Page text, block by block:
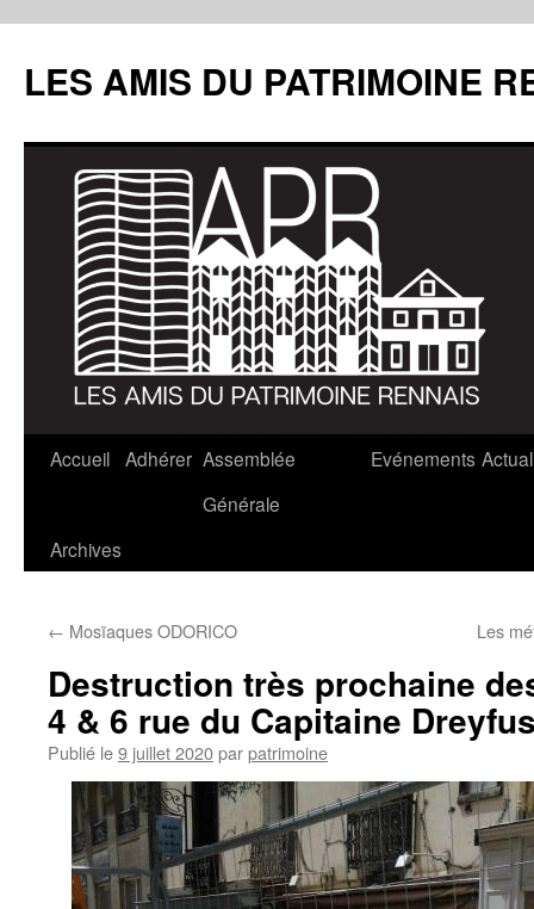
LES AMIS DU PATRIMOINE
Aller
contenu
Accueil Adhérer Assemblée
Générale
Evénements
Archives
← Mosïaques ODORICO Les
Destruction très prochaine
4 & 6 rue du Capitaine
Publié le9 juillet 2020parpatrimoine